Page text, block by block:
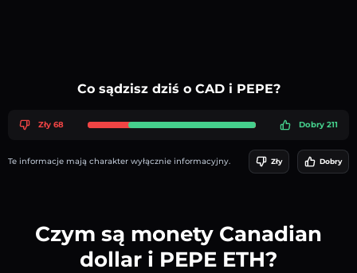
Co sądzisz dziś o CAD i PEPE?
Zły 68 Dobry 211
Te informacje mają charakter wyłącznie informacyjny. Zły Dobry
Czym są monety Canadian
dollar i PEPE ETH?